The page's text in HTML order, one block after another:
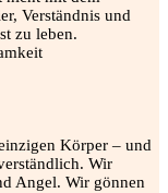
Körper – und
Wir
Angel. Wir gönnen